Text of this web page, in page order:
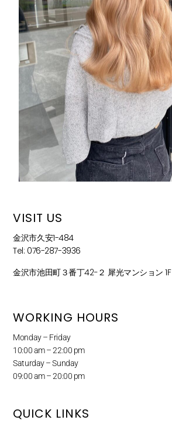
VISIT US
金沢市久安1-484
Tel: 076-287-3936
金沢市池田町３番丁42−２ 犀光マンション 1F
WORKING HOURS
Monday – Friday
10:00 am – 22:00 pm
Saturday – Sunday
09:00 am – 20:00 pm
QUICK LINKS